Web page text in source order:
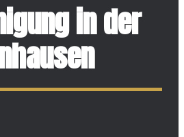
in der